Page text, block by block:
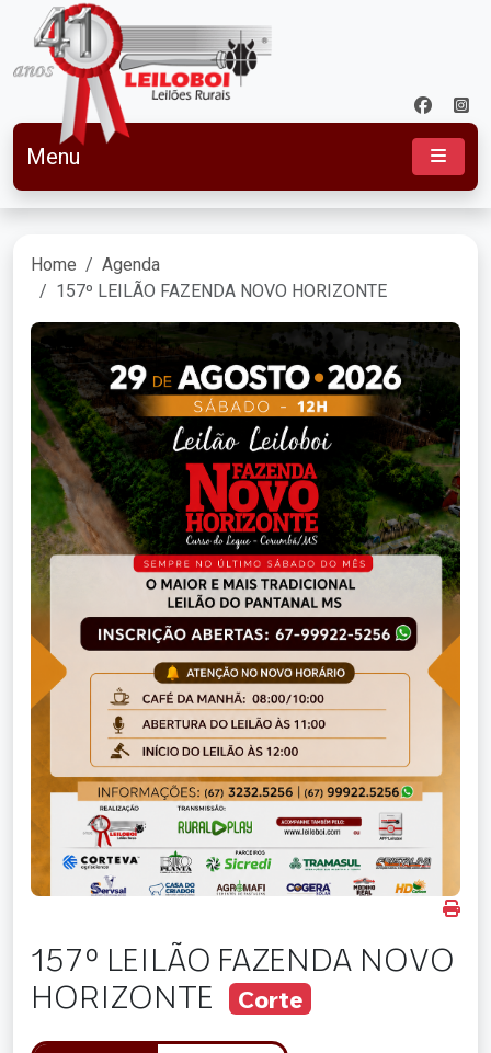
Menu
Home
Agenda
157º LEILÃO FAZENDA NOVO HORIZONTE
157º LEILÃO FAZENDA NOVO
HORIZONTE
Corte